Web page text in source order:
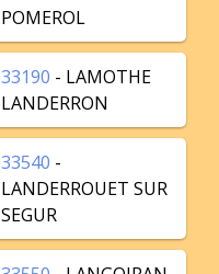
POMEROL
33190 - LAMOTHE
LANDERRON
33540 -
LANDERROUET SUR
SEGUR